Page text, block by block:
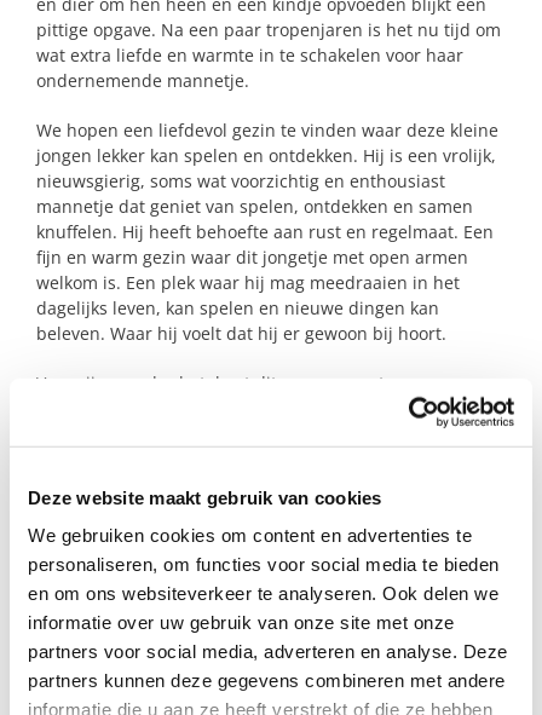
Deze website maakt gebruik van cookies
We gebruiken cookies om content en advertenties te
personaliseren, om functies voor social media te bieden
en om ons websiteverkeer te analyseren. Ook delen we
informatie over uw gebruik van onze site met onze
partners voor social media, adverteren en analyse. Deze
partners kunnen deze gegevens combineren met andere
informatie die u aan ze heeft verstrekt of die ze hebben
en dier om hen heen en een kindje opvoeden blijkt een
pittige opgave. Na een paar tropenjaren is het nu tijd om
wat extra liefde en warmte in te schakelen voor haar
ondernemende mannetje.
We hopen een liefdevol gezin te vinden waar deze kleine
jongen lekker kan spelen en ontdekken. Hij is een vrolijk,
nieuwsgierig, soms wat voorzichtig en enthousiast
mannetje dat geniet van spelen, ontdekken en samen
knuffelen. Hij heeft behoefte aan rust en regelmaat. Een
fijn en warm gezin waar dit jongetje met open armen
welkom is. Een plek waar hij mag meedraaien in het
dagelijks leven, kan spelen en nieuwe dingen kan
beleven. Waar hij voelt dat hij er gewoon bij hoort.
Voor zijn moeder betekent dit een moment van
ademhalen en nieuwe energie opdoen. Voor haar zoontje
betekent het een extra veilige haven, met meer mensen
van een kind én zijn ouders. We denken aan één keer per
week of eens in de twee weken een dagdeel, maar we
kijken natuurlijk samen wat voor iedereen fijn en
haalbaar is.
Lijkt het je fijn om dit gezin te steunen en een warme
plek te bieden aan dit lieve jongetje? Wij komen heel
graag met je in contact.